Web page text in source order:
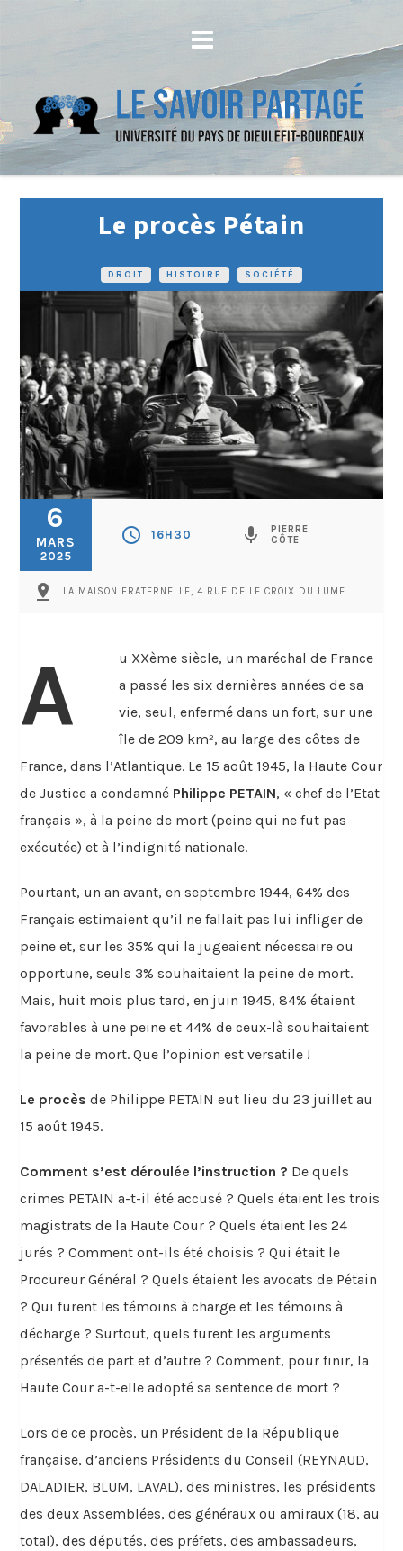
DROIT HISTOIRE SOCIÉTÉ
Le procès Pétain
6
MARS
2025
schedule 16H30 mic
PIERRE
CÔTE
pin_drop LA MAISON FRATERNELLE, 4 RUE DE LE CROIX DU LUME
A
u XXème siècle, un maréchal de France
a passé les six dernières années de sa
vie, seul, enfermé dans un fort, sur une
île de 209 km², au large des côtes de
France, dans l’Atlantique. Le 15 août 1945, la Haute Cour
de Justice a condamné Philippe PETAIN, « chef de l’Etat
français », à la peine de mort (peine qui ne fut pas
exécutée) et à l’indignité nationale.
Pourtant, un an avant, en septembre 1944, 64% des
Français estimaient qu’il ne fallait pas lui infliger de
peine et, sur les 35% qui la jugeaient nécessaire ou
opportune, seuls 3% souhaitaient la peine de mort.
Mais, huit mois plus tard, en juin 1945, 84% étaient
favorables à une peine et 44% de ceux-là souhaitaient
la peine de mort. Que l’opinion est versatile !
Le procèsde Philippe PETAIN eut lieu du 23 juillet au
15 août 1945.
Comment s’est déroulée l’instruction ? De quels
crimes PETAIN a-t-il été accusé ? Quels étaient les trois
magistrats de la Haute Cour ? Quels étaient les 24
jurés ? Comment ont-ils été choisis ? Qui était le
Procureur Général ? Quels étaient les avocats de Pétain
? Qui furent les témoins à charge et les témoins à
décharge ? Surtout, quels furent les arguments
présentés de part et d’autre ? Comment, pour finir, la
Haute Cour a-t-elle adopté sa sentence de mort ?
Lors de ce procès, un Président de la République
française, d’anciens Présidents du Conseil (REYNAUD,
DALADIER, BLUM, LAVAL), des ministres, les présidents
des deux Assemblées, des généraux ou amiraux (18, au
total), des députés, des préfets, des ambassadeurs,